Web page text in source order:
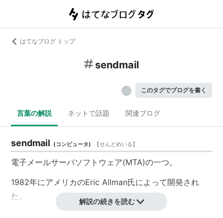
はてなブログ トップ
sendmail
このタグでブログを書く
言葉の解説 ネットで話題 関連ブログ
sendmail (コンピュータ) 【せんどめいる】
電子メールサーバソフトウェア(MTA)の一つ。
1982年にアメリカのEric Allman氏によって開発され
た。
解説の続きを読む